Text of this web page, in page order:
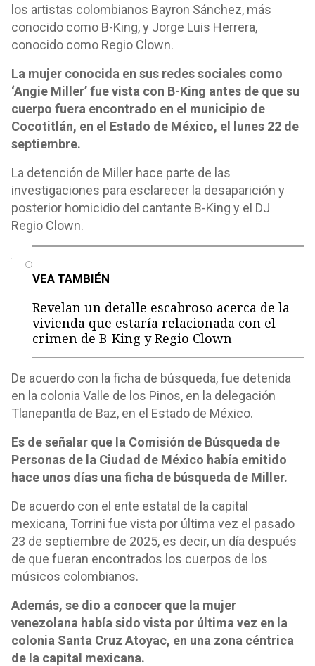
los artistas colombianos Bayron Sánchez, más
conocido como B-King, y Jorge Luis Herrera,
conocido como Regio Clown.
La mujer conocida en sus redes sociales como
‘Angie Miller’ fue vista con B-King antes de que su
cuerpo fuera encontrado en el municipio de
Cocotitlán, en el Estado de México, el lunes 22 de
septiembre.
La detención de Miller hace parte de las
investigaciones para esclarecer la desaparición y
posterior homicidio del cantante B-King y el DJ
Regio Clown.
VEA TAMBIÉN
Revelan un detalle escabroso acerca de la
vivienda que estaría relacionada con el
crimen de B-King y Regio Clown
De acuerdo con la ficha de búsqueda, fue detenida
en la colonia Valle de los Pinos, en la delegación
Tlanepantla de Baz, en el Estado de México.
Es de señalar que la Comisión de Búsqueda de
Personas de la Ciudad de México había emitido
hace unos días una ficha de búsqueda de Miller.
De acuerdo con el ente estatal de la capital
mexicana, Torrini fue vista por última vez el pasado
23 de septiembre de 2025, es decir, un día después
de que fueran encontrados los cuerpos de los
músicos colombianos.
Además, se dio a conocer que la mujer
venezolana había sido vista por última vez en la
colonia Santa Cruz Atoyac, en una zona céntrica
de la capital mexicana.